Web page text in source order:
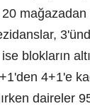
blokların
4+1'e
daireler